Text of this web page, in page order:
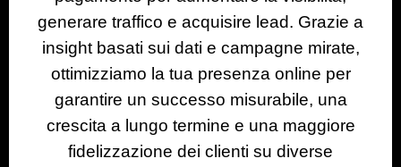
generare traffico e acquisire lead. Grazie a
insight basati sui dati e campagne mirate,
ottimizziamo la tua presenza online per
garantire un successo misurabile, una
crescita a lungo termine e una maggiore
fidelizzazione dei clienti su diverse